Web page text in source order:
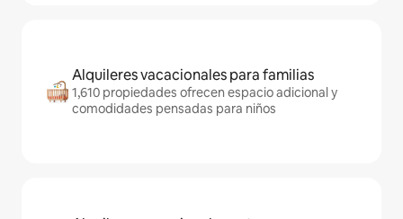
Alquileres vacacionales para familias
1,610 propiedades ofrecen espacio adicional y
comodidades pensadas para niños